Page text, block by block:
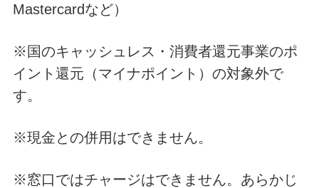
Mastercardなど）
※国のキャッシュレス・消費者還元事業のポ
イント還元（マイナポイント）の対象外で
す。
※現金との併用はできません。
※窓口ではチャージはできません。あらかじ